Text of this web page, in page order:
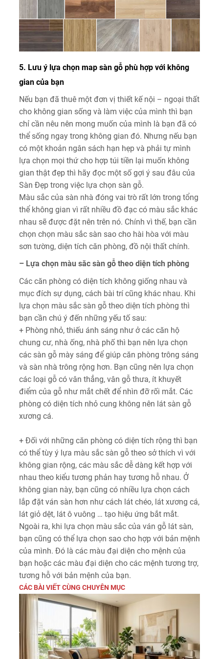
5. Lưu ý lựa chọn map sàn gỗ phù hợp với không
gian của bạn
Nếu bạn đã thuê một đơn vị thiết kế nội – ngoại thất
cho không gian sống và làm việc của mình thì bạn
chỉ cần nêu nên mong muốn của mình là bạn đã có
thể sống ngay trong không gian đó. Nhưng nếu bạn
có một khoản ngân sách hạn hẹp và phải tự mình
lựa chọn mọi thứ cho hợp túi tiền lại muốn không
gian thật đẹp thì hãy đọc một số gợi ý sau đâu của
Sàn Đẹp trong việc lựa chọn sàn gỗ.
Màu sắc của sàn nhà đóng vai trò rất lớn trong tổng
thể không gian vì rất nhiều đồ đạc có màu sắc khác
nhau sẽ được đặt nên trên nó. Chính vì thế, bạn cần
chọn chọn màu sắc sàn sao cho hài hòa với màu
sơn tường, diện tích căn phòng, đồ nội thất chính.
– Lựa chọn màu săc sàn gỗ theo diện tích phòng
Các căn phòng có diện tích không giống nhau và
mục đích sự dụng, cách bài trí cũng khác nhau. Khi
lựa chọn màu sắc sàn gỗ theo diện tích phòng thì
bạn cần chú ý đến những yếu tố sau:
+ Phòng nhỏ, thiếu ánh sáng như ở các căn hộ
chung cư, nhà ống, nhà phố thì bạn nên lựa chọn
các sàn gỗ mày sáng để giúp căn phòng trông sáng
và sàn nhà trông rộng hơn. Bạn cũng nên lựa chọn
các loại gỗ có vân thẳng, vân gỗ thưa, ít khuyết
điểm của gỗ như mắt chết để nhìn đỡ rối mắt. Các
phòng có diện tích nhỏ cung không nên lát sàn gỗ
xương cá.
+ Đối với những căn phòng có diện tích rộng thì bạn
có thể tùy ý lựa màu sắc sàn gỗ theo sở thích vì với
không gian rộng, các màu sắc dễ dàng kết hợp với
nhau theo kiểu tương phản hay tương hỗ nhau. Ở
không gian này, bạn cũng có nhiều lựa chọn cách
lắp đặt ván sàn hơn như cách lát chéo, lát xương cá,
lát giỏ dệt, lát ô vuông … tạo hiệu ứng bắt mắt.
Ngoài ra, khi lựa chọn màu sắc của ván gỗ lát sàn,
bạn cũng có thể lựa chọn sao cho hợp với bản mệnh
của mình. Đó là các màu đại diện cho mệnh của
bạn hoặc các màu đại diện cho các mệnh tương trợ,
tương hỗ với bản mệnh của bạn.
CÁC BÀI VIẾT CÙNG CHUYÊN MỤC